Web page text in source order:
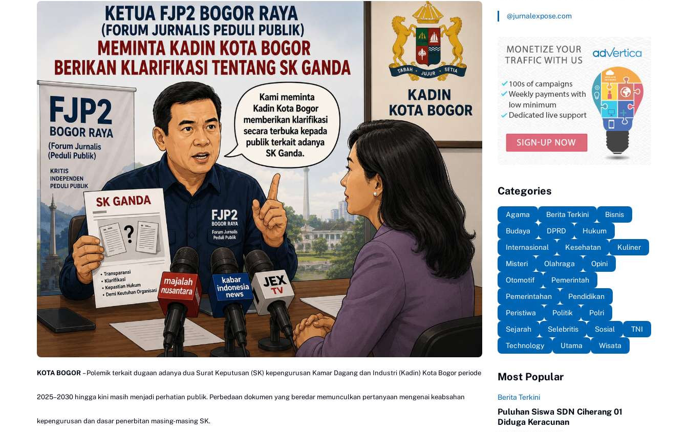
KOTA BOGOR – Polemik terkait dugaan adanya dua Surat Keputusan (SK) kepengurusan Kamar Dagang dan Industri (Kadin) Kota Bogor periode
2025–2030 hingga kini masih menjadi perhatian publik. Perbedaan dokumen yang beredar memunculkan pertanyaan mengenai keabsahan
kepengurusan dan dasar penerbitan masing-masing SK.
@jurnalexpose.com
Categories
Agama Berita Terkini
Bisnis
Budaya
DPRD
Hukum
Internasional
Kesehatan
Kuliner
Misteri
Olahraga
Opini
Otomotif
Pemerintah
Pemerintahan
Pendidikan
Peristiwa
Politik
Polri
Sejarah
Selebritis Sosial
TNI
Technology
Utama Wisata
Most Popular
Berita Terkini
Puluhan Siswa SDN Ciherang 01
Diduga Keracunan